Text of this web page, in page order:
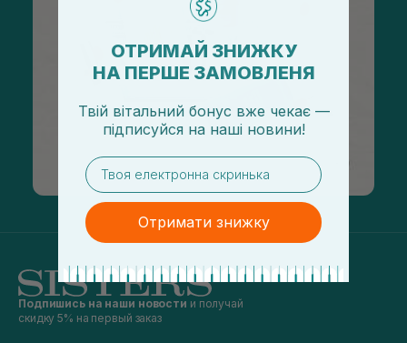
Подпишись на наши новости и получай
скидку 5% на первый заказ
ОТРИМАЙ ЗНИЖКУ
НА ПЕРШЕ ЗАМОВЛЕНЯ
Твій вітальний бонус вже чекає —
підписуйся на наші новини!
email
Отримати знижку